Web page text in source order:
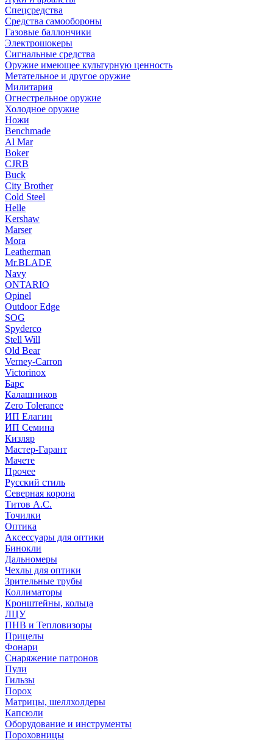
Спецсредства
Средства самообороны
Газовые баллончики
Электрошокеры
Сигнальные средства
Оружие имеющее культурную ценность
Метательное и другое оружие
Милитария
Огнестрельное оружие
Холодное оружие
Ножи
Benchmade
Al Mar
Boker
CJRB
Buck
City Brother
Cold Steel
Helle
Kershaw
Marser
Mora
Leatherman
Mr.BLADE
Navy
ONTARIO
Opinel
Outdoor Edge
SOG
Spyderco
Stell Will
Old Bear
Verney-Carron
Victorinox
Барс
Калашников
Zero Tolerance
ИП Елагин
ИП Семина
Кизляр
Мастер-Гарант
Мачете
Прочее
Русский стиль
Северная корона
Титов А.С.
Точилки
Оптика
Аксессуары для оптики
Бинокли
Дальномеры
Чехлы для оптики
Зрительные трубы
Коллиматоры
Кронштейны, кольца
ЛЦУ
ПНВ и Тепловизоры
Прицелы
Фонари
Снаряжение патронов
Пули
Гильзы
Порох
Матрицы, шеллхолдеры
Капсюли
Оборудование и инструменты
Пороховницы